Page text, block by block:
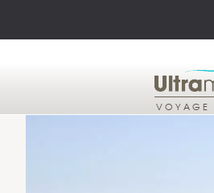
VOYAGE